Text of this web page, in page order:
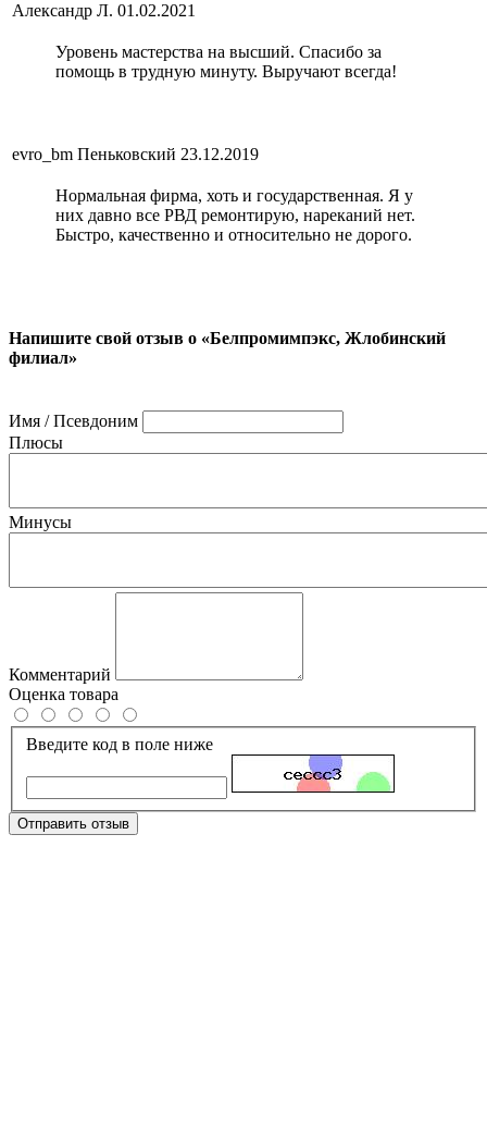
Александр Л. 01.02.2021
Уровень мастерства на высший. Спасибо за
помощь в трудную минуту. Выручают всегда!
evro_bm Пеньковский 23.12.2019
Нормальная фирма, хоть и государственная. Я у
них давно все РВД ремонтирую, нареканий нет.
Быстро, качественно и относительно не дорого.
Напишите свой отзыв о «Белпромимпэкс, Жлобинский
филиал»
Имя / Псевдоним
Плюсы
Минусы
Комментарий
Оценка товара
Введите код в поле ниже
Отправить отзыв